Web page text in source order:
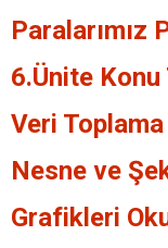
Paralarımız
6.Ünite
Veri Toplama
Nesne ve
Grafikleri